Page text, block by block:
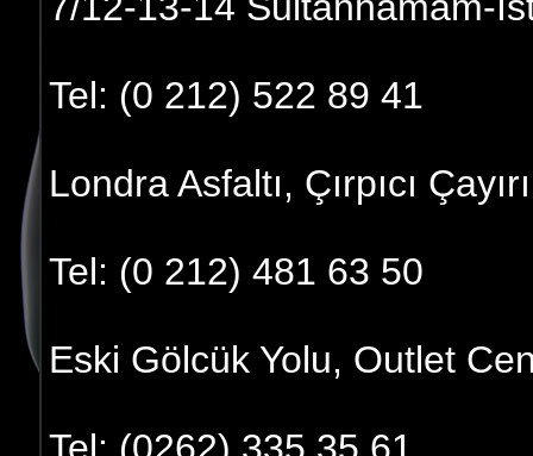
Tel: (0 212) 522 89 41
Londra Asfaltı, Çırpıcı
Tel: (0 212) 481 63 50
Eski Gölcük Yolu, Outlet